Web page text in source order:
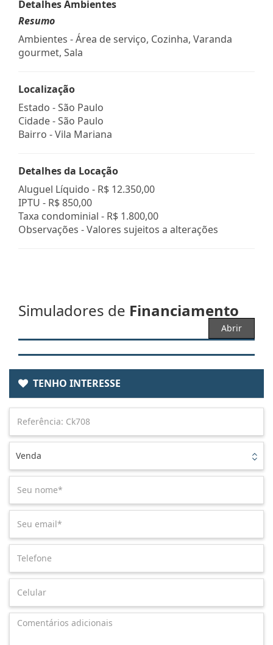
Detalhes Ambientes
Resumo
Ambientes - Área de serviço, Cozinha, Varanda
gourmet, Sala
Localização
Estado -São Paulo
Cidade -São Paulo
Bairro -Vila Mariana
Detalhes da Locação
Aluguel Líquido - R$ 12.350,00
IPTU - R$ 850,00
Taxa condominial - R$ 1.800,00
Observações - Valores sujeitos a alterações
Simuladores de Financiamento
Abrir
TENHO INTERESSE
Venda